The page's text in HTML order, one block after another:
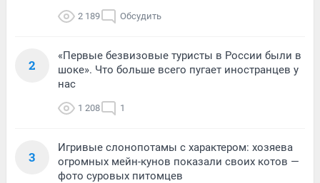
2 189 Обсудить
2
«Первые безвизовые туристы в России были в
шоке». Что больше всего пугает иностранцев у
нас
1 208 1
3
Игривые слонопотамы с характером: хозяева
огромных мейн-кунов показали своих котов —
фото суровых питомцев